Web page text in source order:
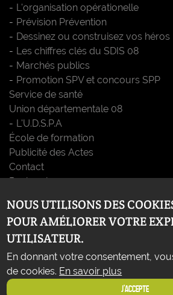
L'organisation opérationelle
Prévision Prévention
Dessinez ou construisez vos héros
Les chiffres clés du SDIS 08
Marchés publics
Promotion SPV et concours SPP
Service de santé
Union départementale 08
L'U.D.S.P.A
École de formation
Publicité des Actes
Contact
Recherche
Liens
Glossaire
Téléchargements
Les gestes qui sauvent
Sauve ton centre de secours
NOUS UTILISONS DES
POUR AMÉLIORER VOTRE
UTILISATEUR.
En donnant votre consentement,
de cookies. En savoir plus
J'ACCEPTE